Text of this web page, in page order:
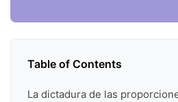
Table of Contents
La dictadura de las